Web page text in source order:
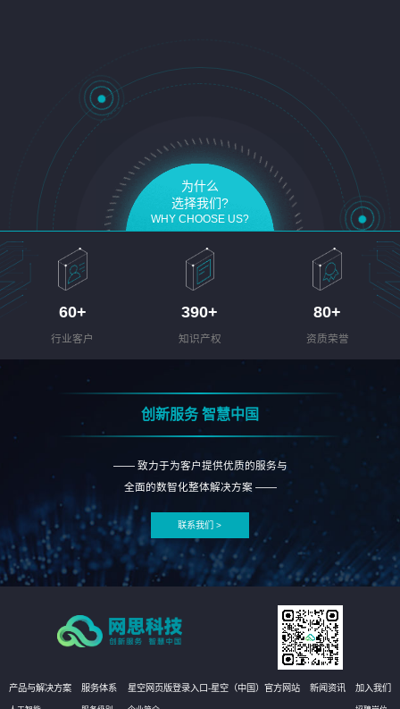
为什么
选择我们?
WHY CHOOSE US?
60+
行业客户
390+
知识产权
80+
资质荣誉
创新服务 智慧中国
—— 致力于为客户提供优质的服务与
全面的数智化整体解决方案 ——
联系我们 >
产品与解决方案 服务体系 星空网页版登录入口-星空（中国）官方网站 新闻资讯 加入我们